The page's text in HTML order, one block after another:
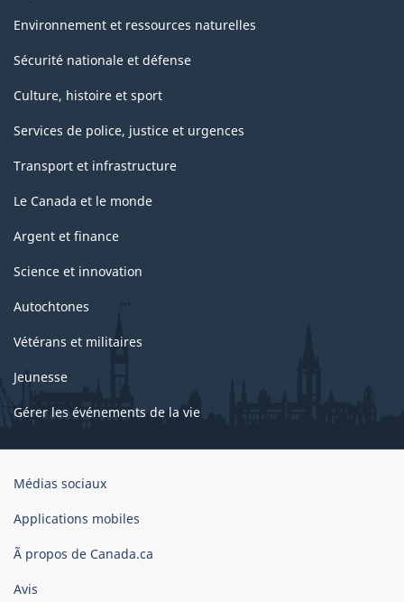
Environnement et ressources naturelles
Sécurité nationale et défense
Culture, histoire et sport
Services de police, justice et urgences
Transport et infrastructure
Le Canada et le monde
Argent et finance
Science et innovation
Autochtones
Vétérans et militaires
Jeunesse
Gérer les événements de la vie
Organisation
gouvernement
Canada
Médias sociaux
Applications mobiles
Ã propos de Canada.ca
Avis